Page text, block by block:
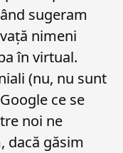
sugeram
nimeni
în virtual.
(nu, nu sunt
ce se
noi ne
dacă găsim